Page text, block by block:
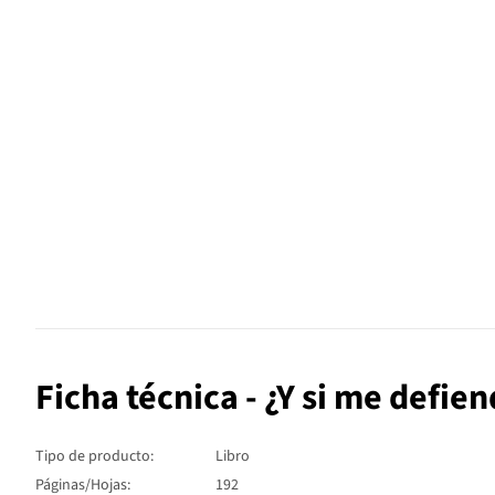
Ficha técnica - ¿Y si me
Tipo de producto:
Libro
Páginas/Hojas:
192